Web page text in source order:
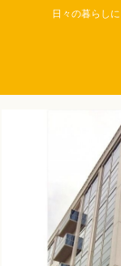
日々の暮らし